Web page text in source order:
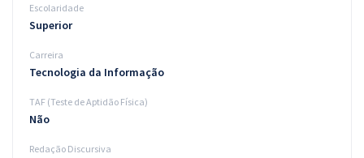
Escolaridade
Superior
Carreira
Tecnologia da Informação
TAF (Teste de Aptidão Física)
Não
Redação Discursiva